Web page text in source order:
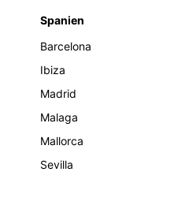
Spanien
Barcelona
Ibiza
Madrid
Malaga
Mallorca
Sevilla